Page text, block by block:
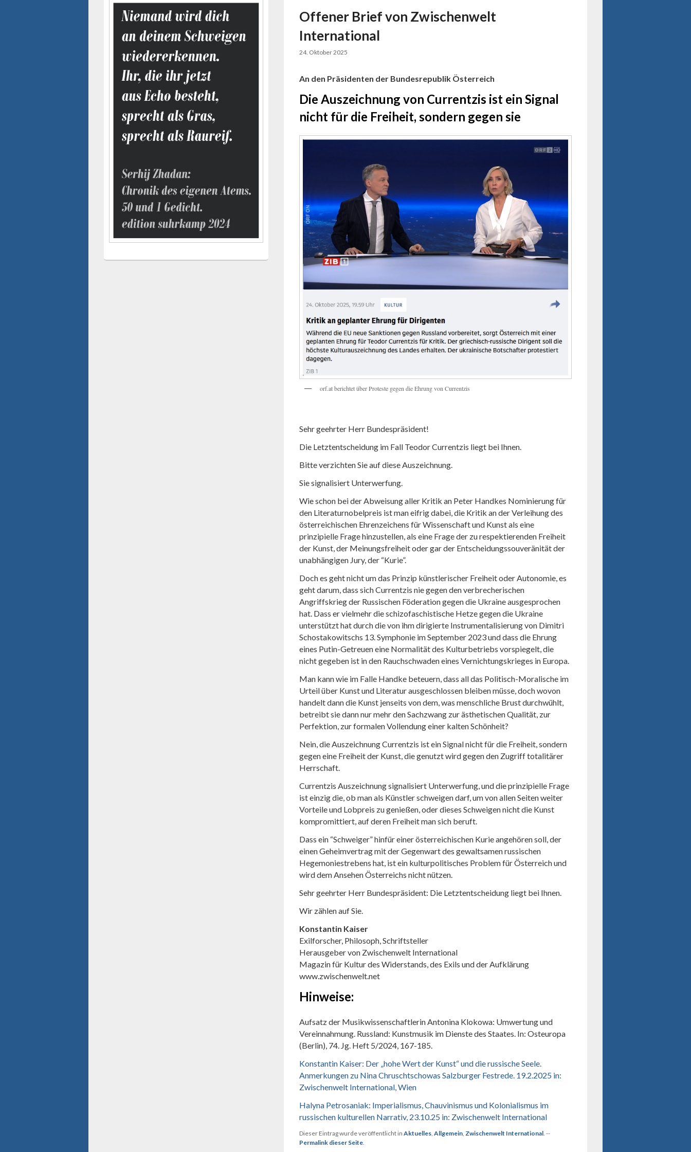
Offener Brief von Zwischenwelt
International
24. Oktober 2025
An den Präsidenten der Bundesrepublik Österreich
Die Auszeichnung von Currentzis ist ein Signal
nicht für die Freiheit, sondern gegen sie
orf.at berichtet über Proteste gegen die Ehrung von Currentzis
Sehr geehrter Herr Bundespräsident!
Die Letztentscheidung im Fall Teodor Currentzis liegt bei Ihnen.
Bitte verzichten Sie auf diese Auszeichnung.
Sie signalisiert Unterwerfung.
Wie schon bei der Abweisung aller Kritik an Peter Handkes Nominierung für
den Literaturnobelpreis ist man eifrig dabei, die Kritik an der Verleihung des
österreichischen Ehrenzeichens für Wissenschaft und Kunst als eine
prinzipielle Frage hinzustellen, als eine Frage der zu respektierenden Freiheit
der Kunst, der Meinungsfreiheit oder gar der Entscheidungssouveränität der
unabhängigen Jury, der “Kurie”.
Doch es geht nicht um das Prinzip künstlerischer Freiheit oder Autonomie, es
geht darum, dass sich Currentzis nie gegen den verbrecherischen
Angriffskrieg der Russischen Föderation gegen die Ukraine ausgesprochen
hat. Dass er vielmehr die schizofaschistische Hetze gegen die Ukraine
unterstützt hat durch die von ihm dirigierte Instrumentalisierung von Dimitri
Schostakowitschs 13. Symphonie im September 2023 und dass die Ehrung
eines Putin-Getreuen eine Normalität des Kulturbetriebs vorspiegelt, die
nicht gegeben ist in den Rauchschwaden eines Vernichtungskrieges in Europa.
Man kann wie im Falle Handke beteuern, dass all das Politisch-Moralische im
Urteil über Kunst und Literatur ausgeschlossen bleiben müsse, doch wovon
handelt dann die Kunst jenseits von dem, was menschliche Brust durchwühlt,
betreibt sie dann nur mehr den Sachzwang zur ästhetischen Qualität, zur
Perfektion, zur formalen Vollendung einer kalten Schönheit?
Nein, die Auszeichnung Currentzis ist ein Signal nicht für die Freiheit, sondern
gegen eine Freiheit der Kunst, die genutzt wird gegen den Zugriff totalitärer
Herrschaft.
Currentzis Auszeichnung signalisiert Unterwerfung, und die prinzipielle Frage
ist einzig die, ob man als Künstler schweigen darf, um von allen Seiten weiter
Vorteile und Lobpreis zu genießen, oder dieses Schweigen nicht die Kunst
kompromittiert, auf deren Freiheit man sich beruft.
Dass ein “Schweiger” hinfür einer österreichischen Kurie angehören soll, der
einen Geheimvertrag mit der Gegenwart des gewaltsamen russischen
Hegemoniestrebens hat, ist ein kulturpolitisches Problem für Österreich und
wird dem Ansehen Österreichs nicht nützen.
Sehr geehrter Herr Bundespräsident: Die Letztentscheidung liegt bei Ihnen.
Wir zählen auf Sie.
Konstantin Kaiser
Exilforscher, Philosoph, Schriftsteller
Herausgeber von Zwischenwelt International
Magazin für Kultur des Widerstands, des Exils und der Aufklärung
www.zwischenwelt.net
Hinweise:
Aufsatz der Musikwissenschaftlerin Antonina Klokowa: Umwertung und
Vereinnahmung. Russland: Kunstmusik im Dienste des Staates. In: Osteuropa
(Berlin), 74. Jg. Heft 5/2024, 167-185.
Konstantin Kaiser: Der „hohe Wert der Kunst“ und die russische Seele.
Anmerkungen zu Nina Chruschtschowas Salzburger Festrede. 19.2.2025 in:
Zwischenwelt International, Wien
Halyna Petrosaniak: Imperialismus, Chauvinismus und Kolonialismus im
russischen kulturellen Narrativ, 23.10.25 in: Zwischenwelt International
Dieser Eintrag wurde veröffentlicht in Aktuelles Allgemein Zwischenwelt International . --
Permalink dieser Seite
Seitenleisten-
Widgetbereich